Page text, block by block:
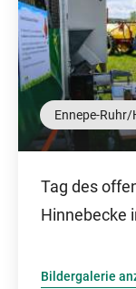
Ennepe-Ruhr/
Tag des
Hinnebecke
Bildergalerie